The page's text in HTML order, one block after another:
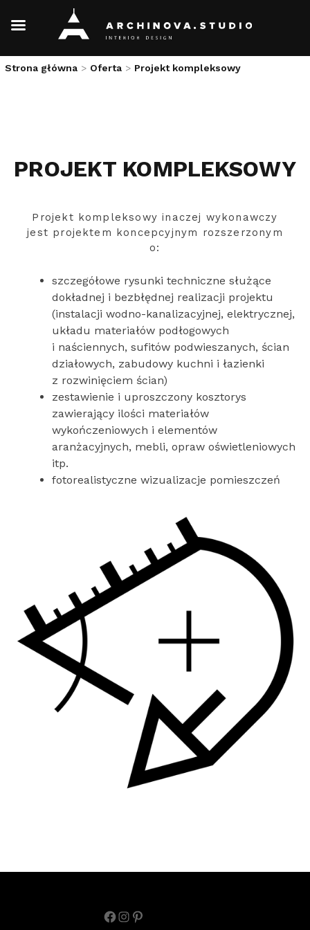
Skip
Strona główna > Oferta > Projekt kompleksowy
PROJEKT KOMPLEKSOWY
Projekt kompleksowy inaczej wykonawczy
jest projektem koncepcyjnym rozszerzonym
o:
szczegółowe rysunki techniczne służące
dokładnej i bezbłędnej realizacji projektu
(instalacji wodno-kanalizacyjnej, elektrycznej,
układu materiałów podłogowych
i naściennych, sufitów podwieszanych, ścian
działowych, zabudowy kuchni i łazienki
z rozwinięciem ścian)
zestawienie i uproszczony kosztorys
zawierający ilości materiałów
wykończeniowych i elementów
aranżacyjnych, mebli, opraw oświetleniowych
itp.
fotorealistyczne wizualizacje pomieszczeń
Facebook Instagram Pinterest